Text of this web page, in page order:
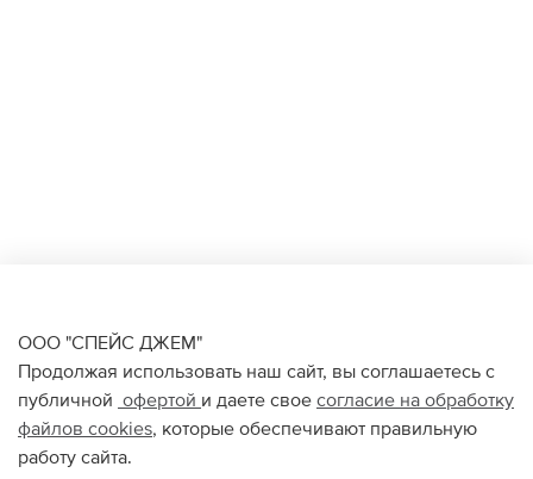
ООО "СПЕЙС ДЖЕМ"
Продолжая использовать наш сайт, вы соглашаетесь с
публичной офертой и даете свое согласие на обработку
файлов cookies, которые обеспечивают правильную
работу сайта.